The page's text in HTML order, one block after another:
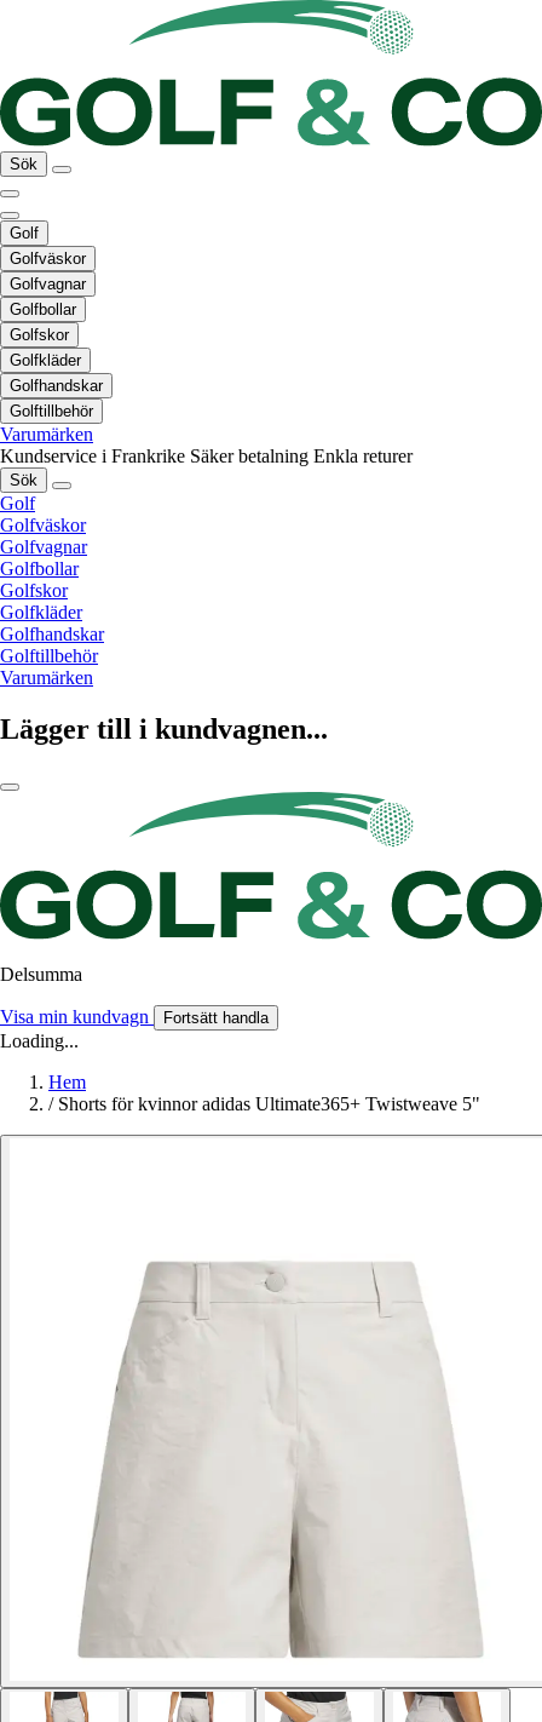
Sök
Golf
Golfväskor
Golfvagnar
Golfbollar
Golfskor
Golfkläder
Golfhandskar
Golftillbehör
Varumärken
Kundservice i Frankrike Säker betalning Enkla returer
Sök
Golf
Golfväskor
Golfvagnar
Golfbollar
Golfskor
Golfkläder
Golfhandskar
Golftillbehör
Varumärken
Lägger till i kundvagnen...
Delsumma
Visa min kundvagn Fortsätt handla
Loading...
Hem
/ Shorts för kvinnor adidas Ultimate365+ Twistweave 5"